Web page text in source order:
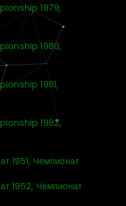
1979,
1980,
1981,
1982,
1951, Чемпионат
1952, Чемпионат